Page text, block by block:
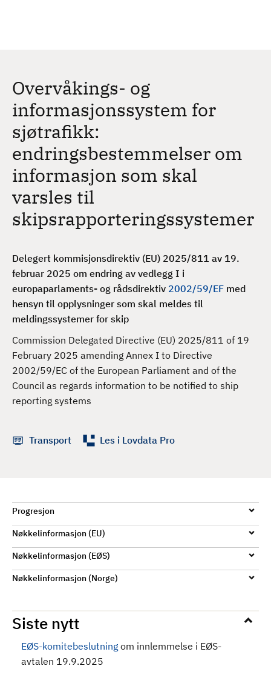
Overvåkings- og
informasjonssystem for
sjøtrafikk:
endringsbestemmelser om
informasjon som skal
varsles til
skipsrapporteringssystemer
Delegert kommisjonsdirektiv (EU) 2025/811 av 19.
februar 2025 om endring av vedlegg I i
europaparlaments- og rådsdirektiv 2002/59/EF med
hensyn til opplysninger som skal meldes til
meldingssystemer for skip
Commission Delegated Directive (EU) 2025/811 of 19
February 2025 amending Annex I to Directive
2002/59/EC of the European Parliament and of the
Council as regards information to be notified to ship
reporting systems
Transport Les i Lovdata Pro
Progresjon
Nøkkelinformasjon (EU)
Nøkkelinformasjon (EØS)
Nøkkelinformasjon (Norge)
Siste nytt
EØS-komitebeslutning om innlemmelse i EØS-
avtalen 19.9.2025